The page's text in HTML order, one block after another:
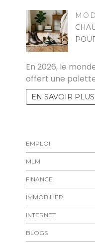
En 2026, le
offert une
EN SAVOIR PLUS
EMPLOI
MLM
FINANCE
IMMOBILIER
INTERNET
BLOGS